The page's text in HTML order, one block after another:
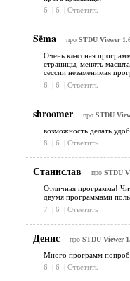
6
| 6 | Ответить
Sёma про STDU Viewer
Очень классная
страницы, менять
сессии незаменимая
6
| 6 | Ответить
shroomer про STDU
возможность делать
8
| 6 | Ответить
Станислав про STDU
Отличная программа!
двумя программами
7
| 6 | Ответить
Денис про STDU Viewer
Много программ
6
| 6 | Ответить